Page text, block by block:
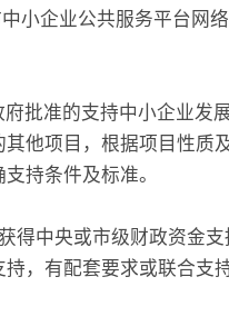
小企业公共服务平台网
府批准的支持中小企业发
他项目，根据项目性质
持条件及标准。
得中央或市级财政资金支
持，有配套要求或联合支